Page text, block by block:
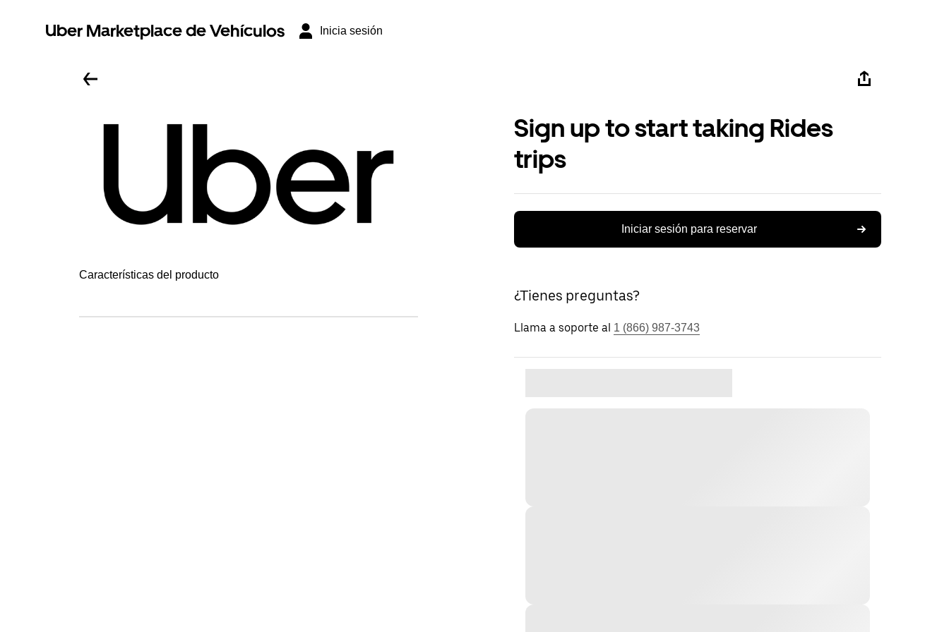
Uber Marketplace de Vehículos Inicia sesión
Características del producto
Sign up to start taking Rides
trips
Iniciar sesión para reservar
¿Tienes preguntas?
Llama a soporte al 1 (866) 987-3743